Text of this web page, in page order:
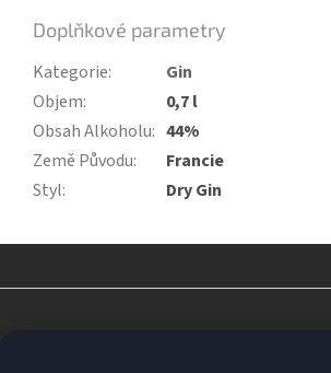
Doplňkové parametry
Kategorie:
Gin
Objem:
0,7 l
Obsah Alkoholu: 44%
Země Původu:
Francie
Styl: Dry Gin